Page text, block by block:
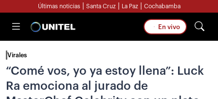
Últimas noticias Santa Cruz La Paz Cochabamba
En vivo
Virales
“Comé vos, yo ya estoy llena”: Luck
Ra emociona al jurado de